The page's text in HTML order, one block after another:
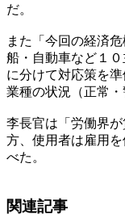
だ。
また「今回の経済
船・自動車など１
に分けて対応策を
業種の状況（正常・
李長官は「労働界
方、使用者は雇用
べた。
関連記事